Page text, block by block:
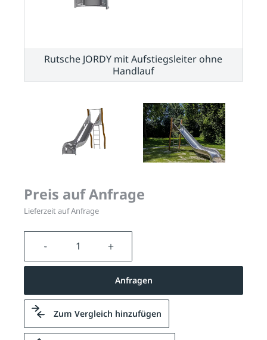
Preis auf Anfrage
Lieferzeit auf Anfrage
Produkt Anzahl: Gib den
Anfragen
Zum Vergleich hinzufügen
Rutsche JORDY mit Aufstiegsleiter ohne
Handlauf